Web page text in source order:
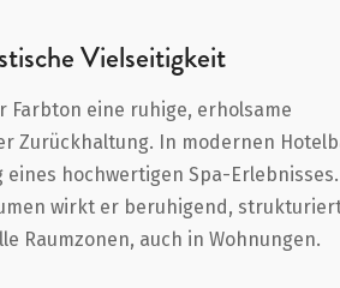
Vielseitigkeit
eine ruhige, erholsame
Zurückhaltung. In modernen
hochwertigen Spa-Erlebnisses.
wirkt er beruhigend,
Raumzonen, auch in Wohnungen.